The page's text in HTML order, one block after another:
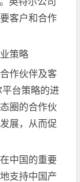
客户和合作
策略
作伙伴及客
台策略的进
圈的合作伙
展，从而促
中国的重要
支持中国产